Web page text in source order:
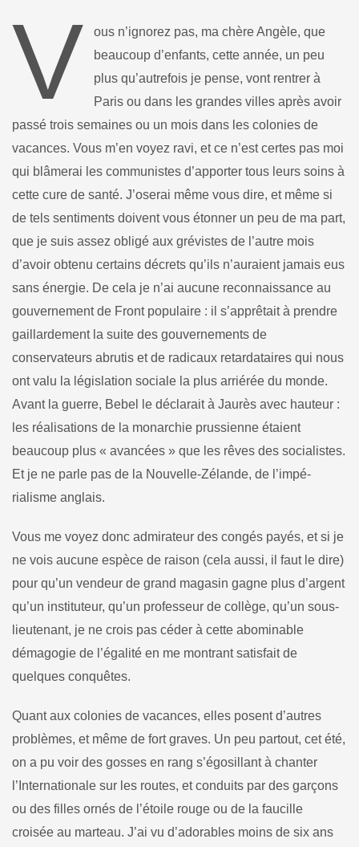
V
ous n’ignorez pas, ma chère Angèle, que
beaucoup d’enfants, cette année, un peu
plus qu’autrefois je pense, vont rentrer à
Paris ou dans les grandes villes après avoir
passé trois semaines ou un mois dans les colonies de
vacances. Vous m’en voyez ravi, et ce n’est certes pas moi
qui blâmerai les communistes d’apporter tous leurs soins à
cette cure de santé. J’oserai même vous dire, et même si
de tels sentiments doivent vous étonner un peu de ma part,
que je suis assez obligé aux grévistes de l’autre mois
d’avoir obtenu certains décrets qu’ils n’auraient jamais eus
sans énergie. De cela je n’ai aucune reconnaissance au
gouvernement de Front populaire : il s’apprêtait à prendre
gaillardement la suite des gouvernements de
conservateurs abrutis et de radicaux retardataires qui nous
ont valu la législation sociale la plus arriérée du monde.
Avant la guerre, Bebel le déclarait à Jaurès avec hauteur :
les réalisations de la mo­narchie prussienne étaient
beaucoup plus « avancées » que les rêves des socialistes.
Et je ne parle pas de la Nouvelle-Zélande, de l’impé­
rialisme anglais.
Vous me voyez donc admirateur des congés payés, et si je
ne vois aucune espèce de raison (cela aussi, il faut le dire)
pour qu’un vendeur de grand magasin gagne plus d’argent
qu’un instituteur, qu’un professeur de collège, qu’un sous-
lieutenant, je ne crois pas céder à cette abominable
démagogie de l’égalité en me montrant satisfait de
quelques conquêtes.
Quant aux colonies de vacances, elles posent d’autres
problè­mes, et même de fort graves. Un peu partout, cet été,
on a pu voir des gosses en rang s’égosillant à chanter
l’Internationale sur les routes, et conduits par des garçons
ou des filles ornés de l’étoile rouge ou de la faucille
croisée au marteau. J’ai vu d’adorables moins de six ans